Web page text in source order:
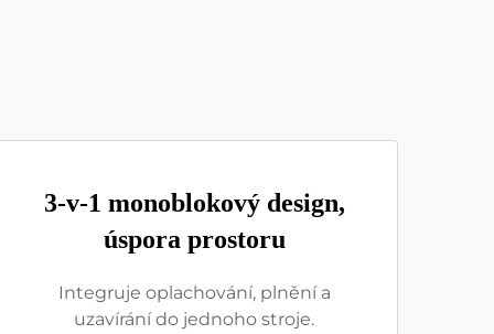
3-v-1 monoblokový design,
úspora prostoru
Integruje oplachování, plnění a
uzavírání do jednoho stroje.